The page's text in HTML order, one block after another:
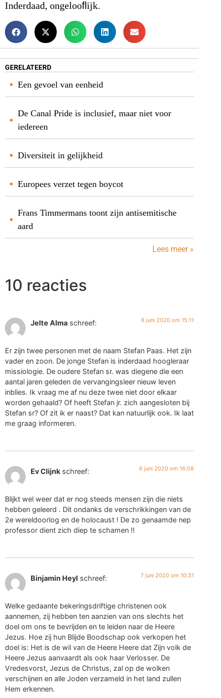
Inderdaad, ongelooﬂijk.
GERELATEERD
Een gevoel van eenheid
De Canal Pride is inclusief, maar niet voor
iedereen
Diversiteit in gelijkheid
Europees verzet tegen boycot
Frans Timmermans toont zijn antisemitische
aard
Lees meer »
10 reacties
Jelte Alma schreef: 6 juni 2020 om 15:11
Er zijn twee personen met de naam Stefan Paas. Het zijn
vader en zoon. De jonge Stefan is inderdaad hoogleraar
missiologie. De oudere Stefan sr. was diegene die een
aantal jaren geleden de vervangingsleer nieuw leven
inblies. Ik vraag me af nu deze twee niet door elkaar
worden gehaald? Of heeft Stefan jr. zich aangesloten bij
Stefan sr? Of zit ik er naast? Dat kan natuurlijk ook. Ik laat
me graag informeren.
Ev Clijnk schreef: 6 juni 2020 om 16:08
Blijkt wel weer dat er nog steeds mensen zijn die niets
hebben geleerd . Dit ondanks de verschrikkingen van de
2e wereldoorlog en de holocaust ! De zo genaamde nep
professor dient zich diep te schamen !!
Binjamin Heyl schreef: 7 juni 2020 om 10:31
Welke gedaante bekeringsdriftige christenen ook
aannemen, zij hebben ten aanzien van ons slechts het
doel om ons te bevrijden en te leiden naar de Heere
Jezus. Hoe zij hun Blijde Boodschap ook verkopen het
doel is: Het is de wil van de Heere Heere dat Zijn volk de
Heere Jezus aanvaardt als ook haar Verlosser. De
Vredesvorst, Jezus de Christus, zal op de wolken
verschijnen en alle Joden verzameld in het land zullen
Hem erkennen.